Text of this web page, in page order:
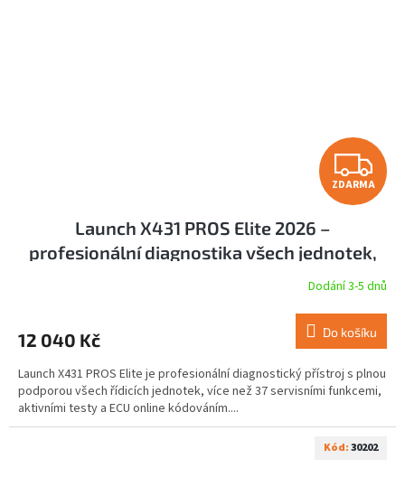
Z
D
A
R
M
A
ZDARMA
Launch X431 PROS Elite 2026 –
profesionální diagnostika všech jednotek,
37+ servisních funkcí, ECU kódování, Active
je
z
5
hvězdiček.
Dodání 3-5 dnů
12 040 Kč Do košíku
Launch X431 PROS Elite je profesionální diagnostický přístroj s plnou
podporou všech řídicích jednotek, více než 37 servisními funkcemi,
aktivními testy a ECU online kódováním....
Kód:30202